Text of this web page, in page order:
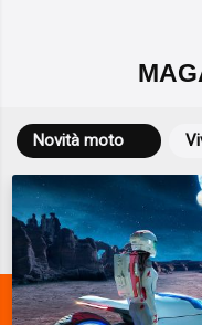
Novità moto